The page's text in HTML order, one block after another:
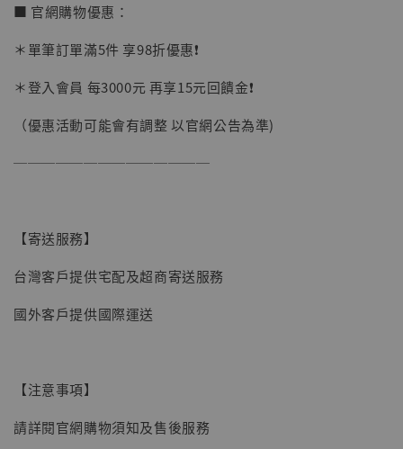
NT$ 4,980
NT$ 5,300
■ 官網購物優惠：
＊單筆訂單滿5件 享98折優惠❗️
＊登入會員 每3000元 再享15元回饋金❗️
（優惠活動可能會有調整 以官網公告為準)
──────────────
【寄送服務】
台灣客戶提供宅配及超商寄送服務
國外客戶提供國際運送
【注意事項】
請詳閱官網購物須知及售後服務